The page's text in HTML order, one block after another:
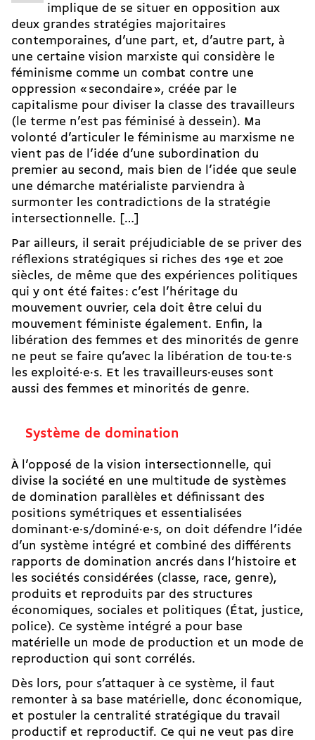
implique de se situer en opposition aux
deux grandes stratégies majoritaires
contemporaines, d’une part, et, d’autre part, à
une certaine vision marxiste qui considère le
féminisme comme un combat contre une
oppression « secondaire », créée par le
capitalisme pour diviser la classe des travailleurs
(le terme n’est pas féminisé à dessein). Ma
volonté d’articuler le féminisme au marxisme ne
vient pas de l’idée d’une subordination du
premier au second, mais bien de l’idée que seule
une démarche matérialiste parviendra à
surmonter les contradictions de la stratégie
intersectionnelle. […]
Par ailleurs, il serait préjudiciable de se priver des
réflexions stratégiques si riches des 19e et 20e
siècles, de même que des expériences politiques
qui y ont été faites : c’est l’héritage du
mouvement ouvrier, cela doit être celui du
mouvement féministe également. Enfin, la
libération des femmes et des minorités de genre
ne peut se faire qu’avec la libération de tou·te·s
les exploité·e·s. Et les travailleurs·euses sont
aussi des femmes et minorités de genre.
Système de domination
À l’opposé de la vision intersectionnelle, qui
divise la société en une multitude de systèmes
de domination parallèles et définissant des
positions symétriques et essentialisées
dominant·e·s/dominé·e·s, on doit défendre l’idée
d’un système intégré et combiné des différents
rapports de domination ancrés dans l’histoire et
les sociétés considérées (classe, race, genre),
produits et reproduits par des structures
économiques, sociales et politiques (État, justice,
police). Ce système intégré a pour base
matérielle un mode de production et un mode de
reproduction qui sont corrélés.
Dès lors, pour s’attaquer à ce système, il faut
remonter à sa base matérielle, donc économique,
et postuler la centralité stratégique du travail
productif et reproductif. Ce qui ne veut pas dire